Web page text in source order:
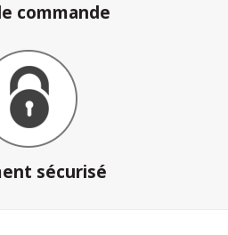
commande
sécurisé